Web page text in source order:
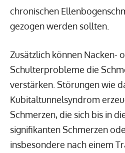
chronischen
gezogen werden sollten.
Zusätzlich können Nacken-
Schulterprobleme die
verstärken. Störungen wie
Kubitaltunnelsyndrom
Schmerzen, die sich bis in
signifikanten Schmerzen
insbesondere nach einem